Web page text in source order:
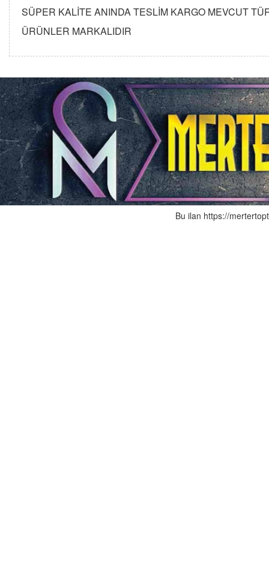
SÜPER KALİTE ANINDA TESLİM KARGO MEVCUT
ÜRÜNLER MARKALIDIR
Bu ilan https://